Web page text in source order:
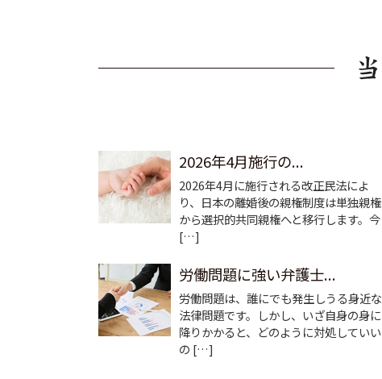
2026年4月施行の...
2026年4月に施行される改正民法によ
り、日本の離婚後の親権制度は単独親権
から選択的共同親権へと移行します。今
[…]
労働問題に強い弁護士...
労働問題は、誰にでも発生しうる身近な
法律問題です。しかし、いざ自身の身に
降りかかると、どのように対処していい
の […]